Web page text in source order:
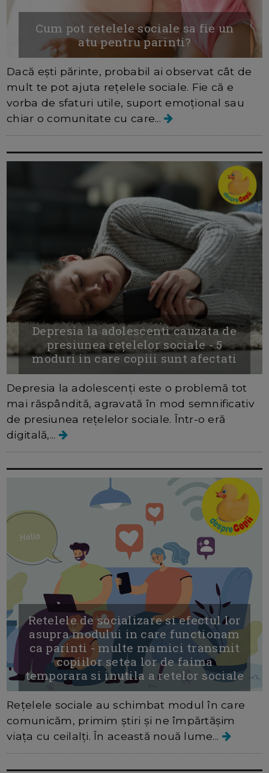
Cum pot retelele sociale sa fie un
atu pentru parinti?
Dacă ești părinte, probabil ai observat cât de
mult te pot ajuta rețelele sociale. Fie că e
vorba de sfaturi utile, suport emoțional sau
chiar o comunitate cu care...
Depresia la adolescenti cauzata de
presiunea rețelelor sociale - 5
moduri in care copiii sunt afectati
Depresia la adolescenți este o problemă tot
mai răspândită, agravată în mod semnificativ
de presiunea rețelelor sociale. Într-o eră
digitală,...
Retelele de socializare si efectul lor
asupra modului in care functionam
ca parinti - multe mamici transmit
copiilor setea lor de faima
temporara si inutila a retelor sociale
Rețelele sociale au schimbat modul în care
comunicăm, primim știri și ne împărtășim
viața cu ceilalți. În această nouă lume...